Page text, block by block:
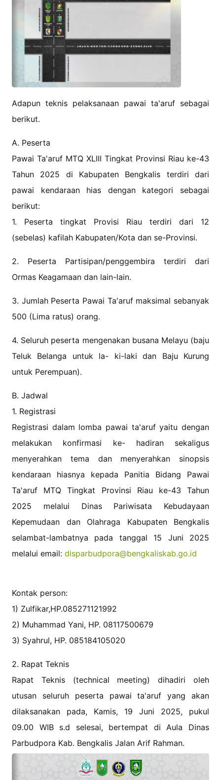
Adapun teknis pelaksanaan pawai ta'aruf sebagai
berikut.
A. Peserta
Pawai Ta'aruf MTQ XLIII Tingkat Provinsi Riau ke-43
Tahun 2025 di Kabupaten Bengkalis terdiri dari
pawai kendaraan hias dengan kategori sebagai
berikut:
1. Peserta tingkat Provisi Riau terdiri dari 12
(sebelas) kafilah Kabupaten/Kota dan se-Provinsi.
2. Peserta Partisipan/penggembira terdiri dari
Ormas Keagamaan dan lain-lain.
3. Jumlah Peserta Pawai Ta'aruf maksimal sebanyak
500 (Lima ratus) orang.
4. Seluruh peserta mengenakan busana Melayu (baju
Teluk Belanga untuk la- ki-laki dan Baju Kurung
untuk Perempuan).
B. Jadwal
1. Registrasi
Registrasi dalam lomba pawai ta'aruf yaitu dengan
melakukan konfirmasi ke- hadiran sekaligus
menyerahkan tema dan menyerahkan sinopsis
kendaraan hiasnya kepada Panitia Bidang Pawai
Ta'aruf MTQ Tingkat Provinsi Riau ke-43 Tahun
2025 melalui Dinas Pariwisata Kebudayaan
Kepemudaan dan Olahraga Kabupaten Bengkalis
selambat-lambatnya pada tanggal 15 Juni 2025
melalui email: disparbudpora@bengkaliskab.go.id
Kontak person:
1) Zulfikar,HP.085271121992
2) Muhammad Yani, HP. 08117500679
3) Syahrul, HP. 085184105020
2. Rapat Teknis
Rapat Teknis (technical meeting) dihadiri oleh
utusan seluruh peserta pawai ta'aruf yang akan
dilaksanakan pada, Kamis, 19 Juni 2025, pukul
09.00 WIB s.d selesai, bertempat di Aula Dinas
Parbudpora Kab. Bengkalis Jalan Arif Rahman.